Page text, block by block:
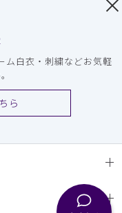
ム白衣・刺繍などお気軽
ら